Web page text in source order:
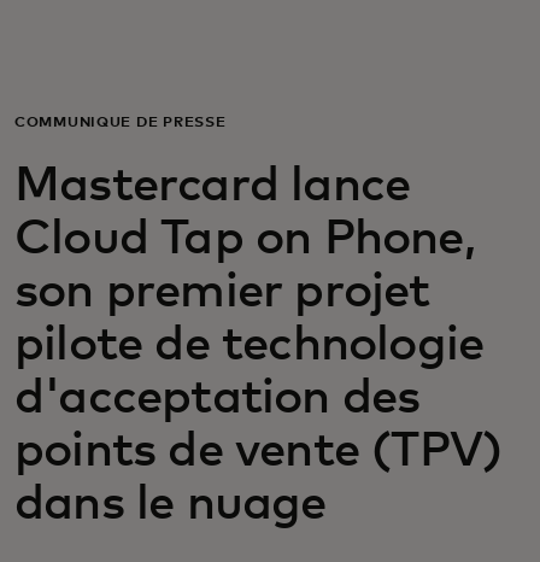
Pour les entreprises
Pour le monde
Pour les innovateurs
Actualités et tendances
COMMUNIQUÉ DE PRESSE
Mastercard lance
Cloud Tap on Phone,
son premier projet
pilote de technologie
d'acceptation des
points de vente (TPV)
dans le nuage